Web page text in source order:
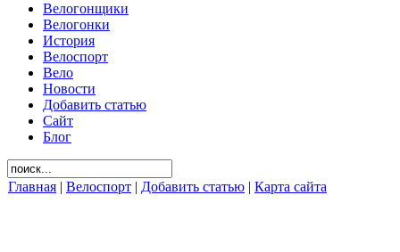
Велогонщики
Велогонки
История
Велоспорт
Вело
Новости
Добавить статью
Сайт
Блог
Главная | Велоспорт | Добавить статью | Карта сайта